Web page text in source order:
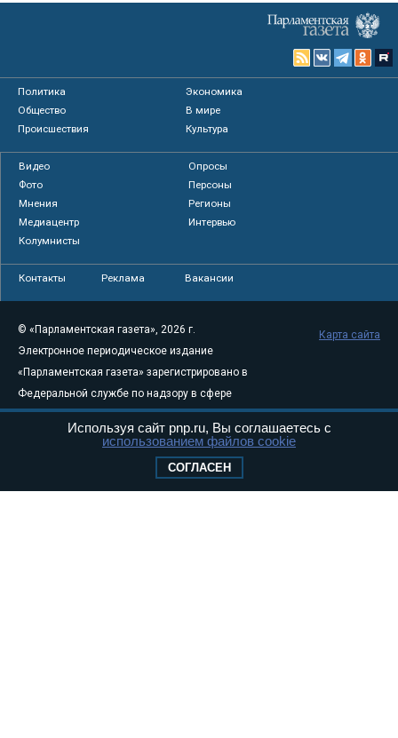
Политика
Экономика
Общество
В мире
Происшествия
Культура
Видео
Опросы
Фото
Персоны
Мнения
Регионы
Медиацентр
Интервью
Колумнисты
Контакты Реклама Вакансии
© «Парламентская газета», 2026 г.
Электронное периодическое издание
«Парламентская газета» зарегистрировано в
Федеральной службе по надзору в сфере
связи, информационных технологий и
массовых коммуникаций (Роскомнадзор) 05
Свидетельство о регистрации Эл № ФС77-
Карта сайта
Используя сайт pnp.ru, Вы соглашаетесь с
использованием файлов cookie
СОГЛАСЕН